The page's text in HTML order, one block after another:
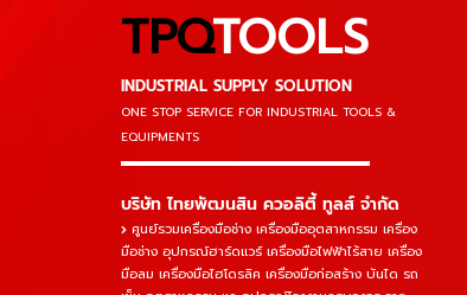
TPQTOOLS
INDUSTRIAL SUPPLY SOLUTION
ONE STOP SERVICE FOR INDUSTRIAL TOOLS &
EQUIPMENTS
▬▬▬▬▬▬▬▬▬▬▬▬▬▬▬
บริษัท ไทยพัฒนสิน ควอลิตี้ ทูลส์ จำกัด
ศูนย์รวมเครื่องมือช่าง เครื่องมืออุตสาหกรรม เครื่อง
มือช่าง อุปกรณ์ฮาร์ดแวร์ เครื่องมือไฟฟ้าไร้สาย เครื่อง
มือลม เครื่องมือไฮโดรลิค เครื่องมือก่อสร้าง บันได รถ